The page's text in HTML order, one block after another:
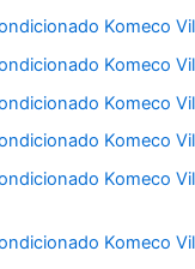
Komeco
Komeco
Komeco
Komeco
Komeco
Komeco